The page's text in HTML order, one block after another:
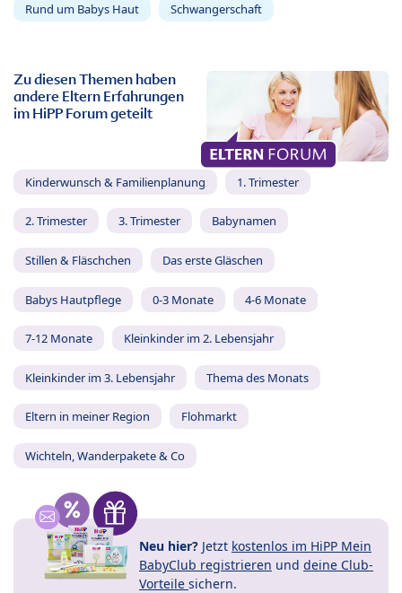
Rund um Babys Haut Schwangerschaft
Zu diesen Themen haben
andere Eltern Erfahrungen
im HiPP Forum geteilt
Kinderwunsch & Familienplanung 1. Trimester
2. Trimester 3. Trimester Babynamen
Stillen & Fläschchen Das erste Gläschen
Babys Hautpflege 0-3 Monate 4-6 Monate
7-12 Monate Kleinkinder im 2. Lebensjahr
Kleinkinder im 3. Lebensjahr Thema des Monats
Eltern in meiner Region Flohmarkt
Wichteln, Wanderpakete & Co
Neu hier? Jetzt kostenlos im HiPP Mein
BabyClub registrieren und deine Club-
Vorteile sichern.